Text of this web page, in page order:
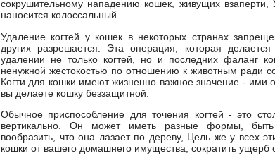
сокрушительному нападению кошек, живущих
наносится колоссальный.
Удаление когтей у кошек в некоторых странах
других разрешается. Эта операция, которая
удалении не только когтей, но и последних фаланг
ненужной жестокостью по отношению к животным ради
Когти для кошки имеют жизненно важное значение - ими
вы делаете кошку беззащитной.
Обычное приспособление для точения когтей - это
вертикально. Он может иметь разные формы, быть
вообразить, что она лазает по дереву, Цель же у всех
кошки от вашего домашнего имущества, сократить ущерб